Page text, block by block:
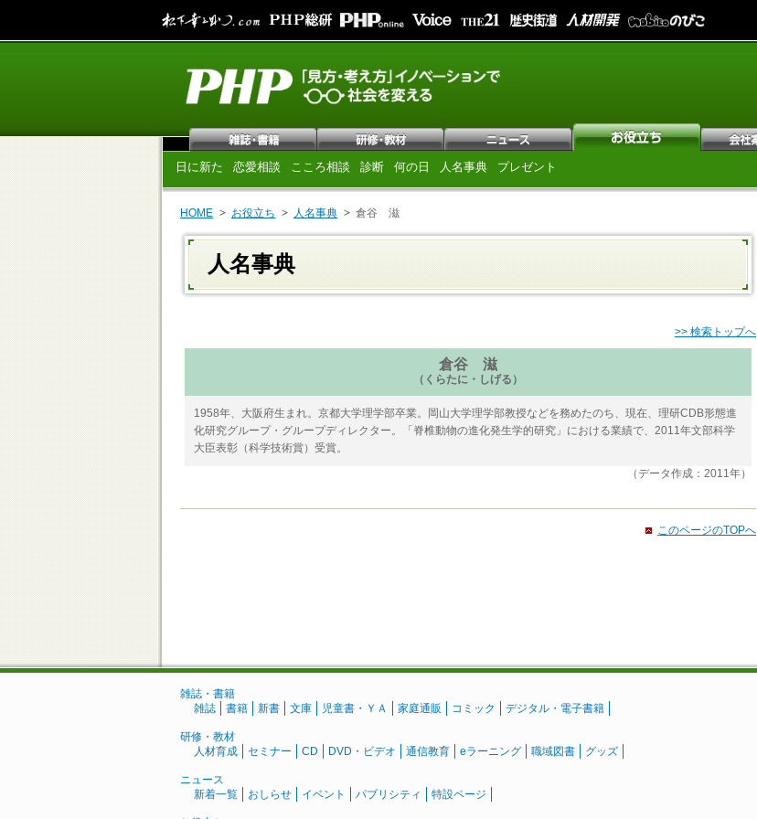
日に新た 恋愛相談 こころ相談 診断 何の日 人名事典 プレゼント
HOME お役立ち 人名事典 倉谷 滋
人名事典
>> 検索トップへ
倉谷 滋
（くらたに・しげる）
1958年、大阪府生まれ。京都大学理学部卒業。岡山大学理学部教授などを務めたのち、現在、理研CDB形態進
化研究グループ・グループディレクター。「脊椎動物の進化発生学的研究」における業績で、2011年文部科学
大臣表彰（科学技術賞）受賞。
（データ作成：2011年）
このページのTOPへ
雑誌・書籍
雑誌
書籍 新書 文庫 児童書・ＹＡ 家庭通販 コミック デジタル・電子書籍
研修・教材
人材育成
セミナー CD DVD・ビデオ 通信教育 eラーニング 職域図書 グッズ
ニュース
新着一覧
おしらせ イベント パブリシティ 特設ページ